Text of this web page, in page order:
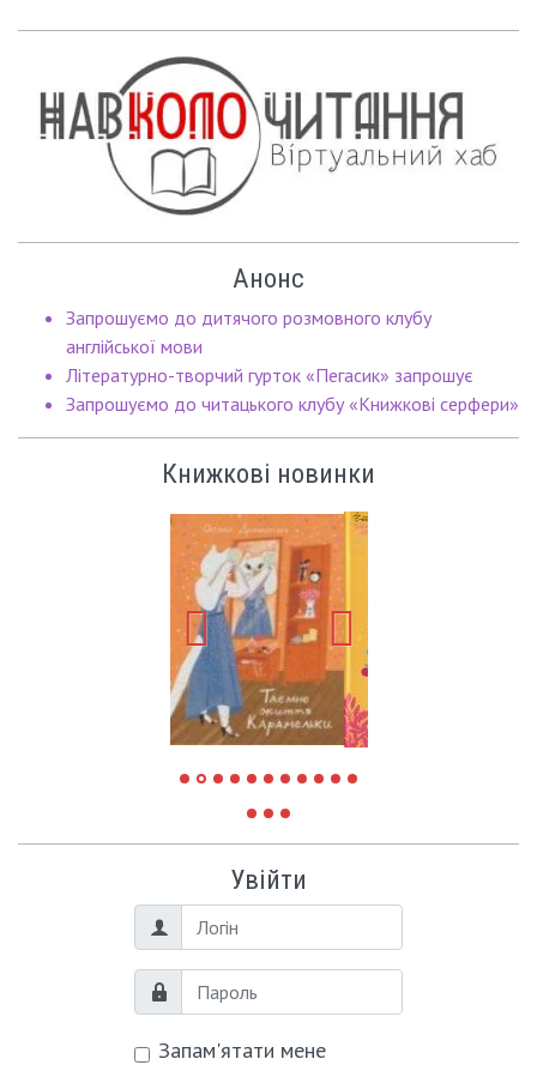
Анонс
Запрошуємо до дитячого розмовного клубу
англійської мови
Літературно-творчий гурток «Пегасик» запрошує
Запрошуємо до читацького клубу «Книжкові серфери»
Книжкові новинки
Увійти
Логін
Пароль
Запам'ятати мене